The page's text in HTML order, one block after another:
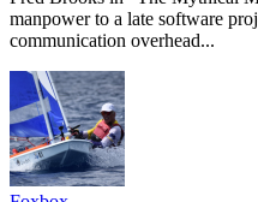
manpower to a late software
communication overhead...